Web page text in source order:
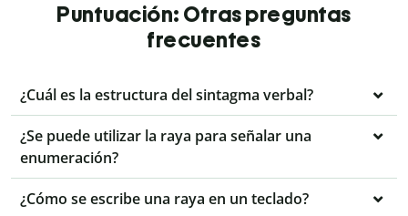
Puntuación: Otras preguntas
frecuentes
¿Cuál es la estructura del sintagma verbal?
¿Se puede utilizar la raya para señalar una
enumeración?
¿Cómo se escribe una raya en un teclado?